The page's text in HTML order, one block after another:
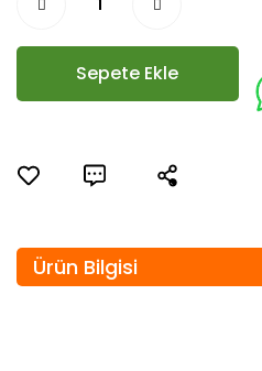
Sepete Ekle
Ürün Bilgisi